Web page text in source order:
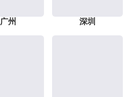
广州 深圳